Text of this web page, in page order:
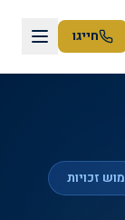
חייגו
זכויות